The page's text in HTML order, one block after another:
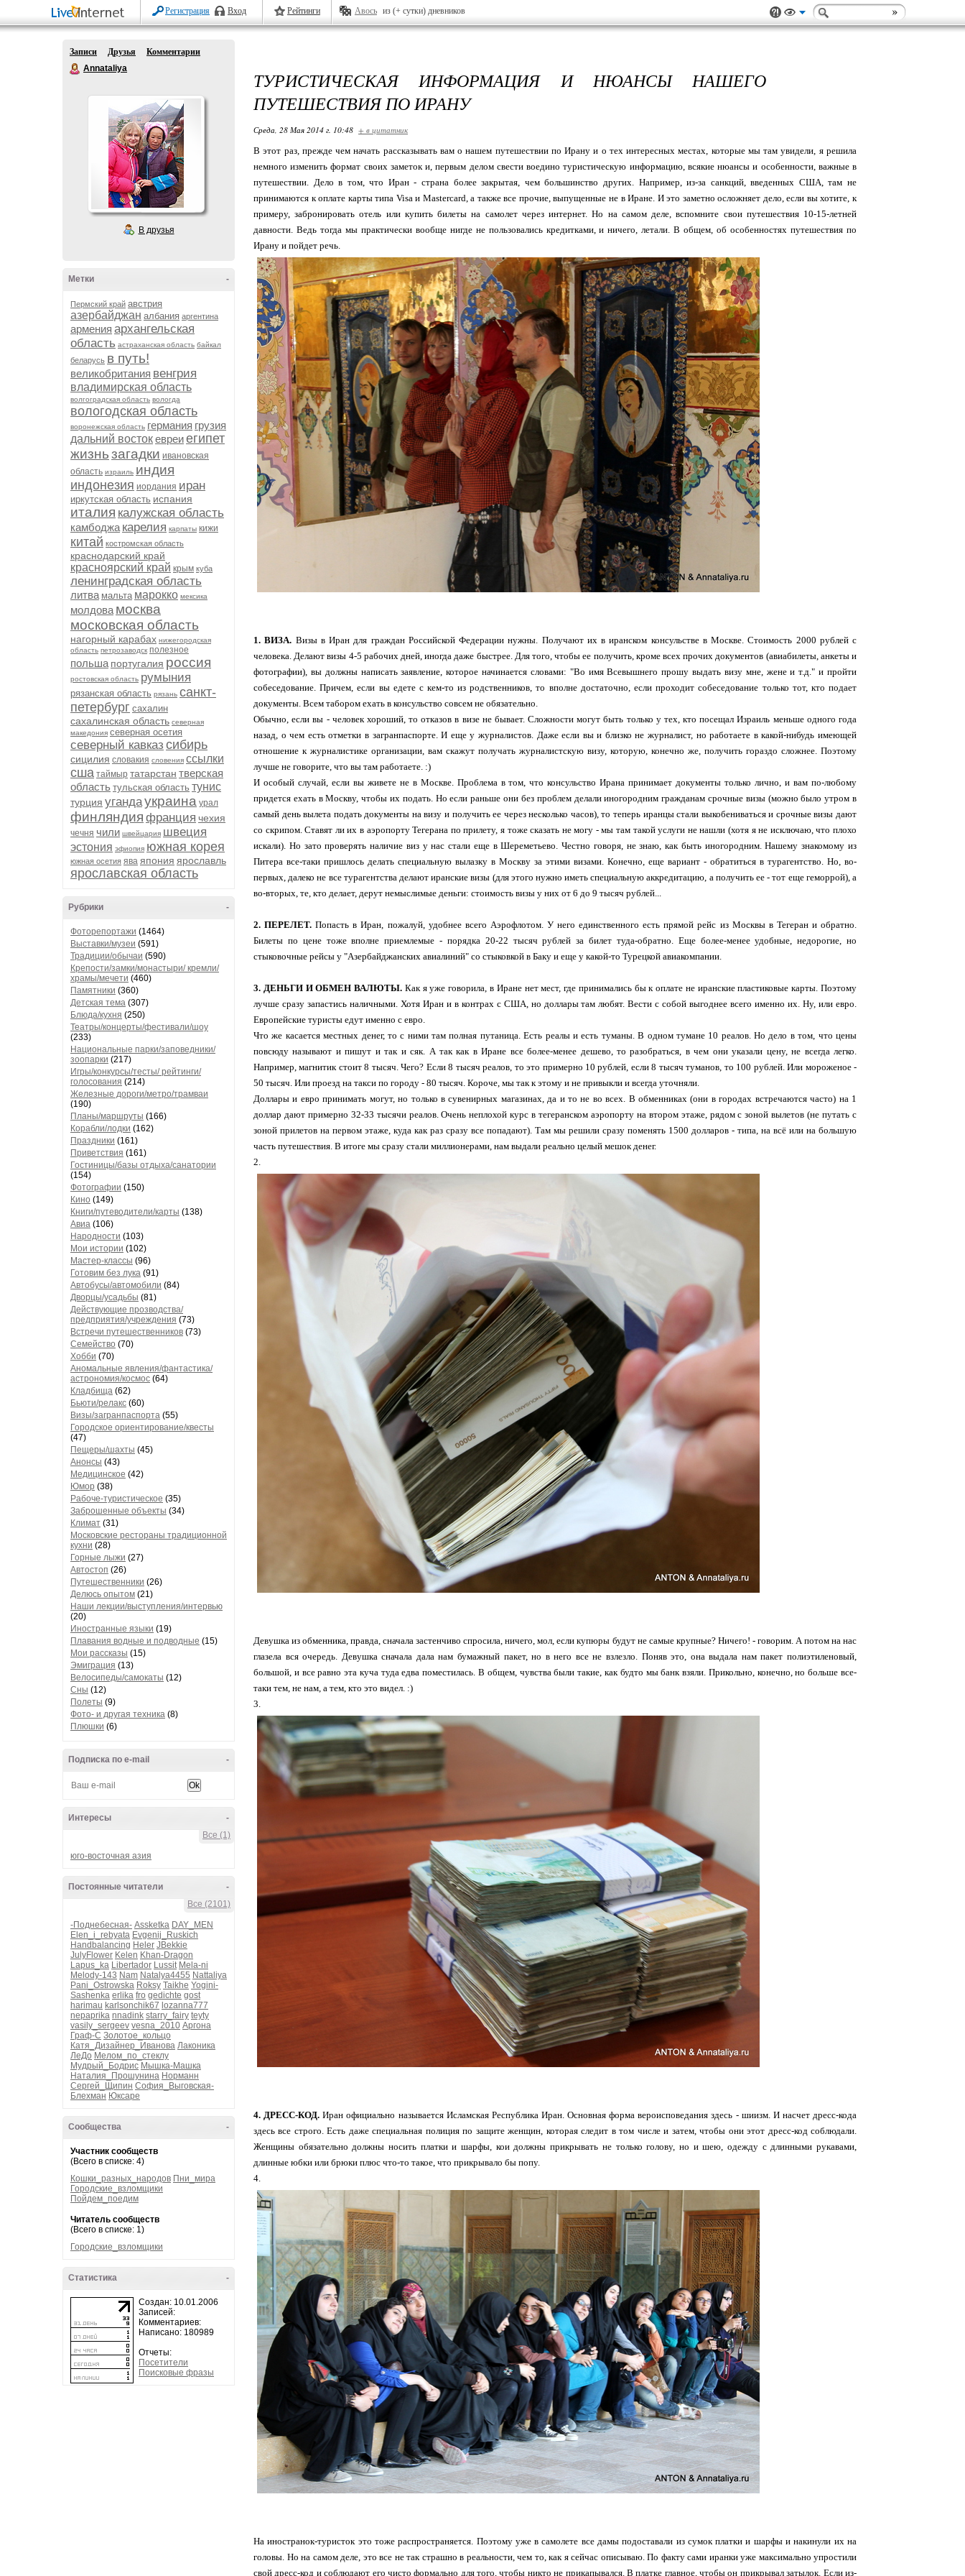
Регистрация Вход Рейтинги Авось из (+ сутки) дневников
Записи Друзья
Комментарии
Annataliya
В друзья
-
Метки
Пермский край австрия
азербайджан албания аргентина
армения архангельская
область астраханская область байкал
беларусь в путь!
великобритания венгрия
владимирская область
волгоградская область вологда
вологодская область
воронежская область германия грузия
дальний востокевреиегипет
жизньзагадки ивановская
область израиль индия
индонезия иордания иран
иркутская область испания
италия калужская область
камбоджа карелия карпаты кижи
китай костромская область
краснодарский край
красноярский край крым куба
ленинградская область
литва мальта марокко мексика
молдова москва
московская область
нагорный карабах нижегородская
область петрозаводск полезное
польша португалия россия
ростовская область румыния
рязанская область рязань санкт-
петербург сахалин
сахалинская область северная
македония северная осетия
северный кавказ сибирь
сицилия словакия словения ссылки
сша таймыр татарстан тверская
область тульская область тунис
турция угандаукраина урал
финляндия франция чехия
чечня чили швейцария швеция
эстония эфиопия южная корея
южная осетия ява япония ярославль
ярославская область
-
Рубрики
Фоторепортажи (1464)
Выставки/музеи (591)
Традиции/обычаи (590)
Крепости/замки/монастыри/ кремли/
храмы/мечети (460)
Памятники (360)
Детская тема (307)
Блюда/кухня (250)
Театры/концерты/фестивали/шоу
(233)
Национальные парки/заповедники/
зоопарки (217)
Игры/конкурсы/тесты/ рейтинги/
голосования (214)
Железные дороги/метро/трамваи
(190)
Планы/маршруты (166)
Корабли/лодки (162)
Праздники (161)
Приветствия (161)
Гостиницы/базы отдыха/санатории
(154)
Фотографии (150)
Кино (149)
Книги/путеводители/карты (138)
Авиа (106)
Народности (103)
Мои истории (102)
Мастер-классы (96)
Готовим без лука (91)
Автобусы/автомобили (84)
Дворцы/усадьбы (81)
Действующие прозводства/
предприятия/учреждения (73)
Встречи путешественников (73)
Семейство (70)
Хобби (70)
Аномальные явления/фантастика/
астрономия/космос (64)
Кладбища (62)
Бьюти/релакс (60)
Визы/загранпаспорта (55)
Городское ориентирование/квесты
(47)
Пещеры/шахты (45)
Анонсы (43)
Медицинское (42)
Юмор (38)
Рабоче-туристическое (35)
Заброшенные объекты (34)
Климат (31)
Московские рестораны традиционной
кухни (28)
Горные лыжи (27)
Автостоп (26)
Путешественники (26)
Делюсь опытом (21)
Наши лекции/выступления/интервью
(20)
Иностранные языки (19)
Плавания водные и подводные (15)
Мои рассказы (15)
Эмиграция (13)
Велосипеды/самокаты (12)
Сны (12)
Полеты (9)
Фото- и другая техника (8)
Плюшки (6)
-
Подписка по e-mail
-
Интересы
Все (1)
юго-восточная азия
-
Постоянные читатели
Все (2101)
-Поднебесная- Assketka DAY_MEN
Elen_i_rebyata Evgenij_Ruskich
Handbalancing Heler JBekkie
JulyFlower Kelen Khan-Dragon
Lapus_ka Libertador Lussit Mela-ni
Melody-143 Nam Natalya4455 Nattaliya
Pani_Ostrowska Roksy Taikhe Yogini-
Sashenka erlika fro gedichte gost
harimau karlsonchik67 lozanna777
nepaprika nnadink starry_fairy teyty
vasily_sergeev vesna_2010 Аргона
Граф-С Золотое_кольцо
Катя_Дизайнер_Иванова Лаконика
ЛеДо Мелом_по_стеклу
Мудрый_Бодрис Мышка-Машка
Наталия_Прошунина Норманн
Сергей_Щипин София_Выговская-
Блехман Юксаре
-
Сообщества
Участник сообществ
(Всего в списке: 4)
Кошки_разных_народов Пни_мира
Городские_взломщики
Пойдем_поедим
Читатель сообществ
(Всего в списке: 1)
Городские_взломщики
-
Статистика
Создан: 10.01.2006
Записей:
Комментариев:
Написано: 180989
Отчеты:
Посетители
Поисковые фразы
ТУРИСТИЧЕСКАЯ ИНФОРМАЦИЯ И НЮАНСЫ НАШЕГО
ПУТЕШЕСТВИЯ ПО ИРАНУ
Среда, 28 Мая 2014 г. 10:48 + в цитатник
В этот раз, прежде чем начать рассказывать вам о нашем путешествии по Ирану и о тех интересных местах, которые мы там увидели, я решила
немного изменить формат своих заметок и, первым делом свести воедино туристическую информацию, всякие нюансы и особенности, важные в
путешествии. Дело в том, что Иран - страна более закрытая, чем большинство других. Например, из-за санкций, введенных США, там не
принимаются к оплате карты типа Visa и Mastercard, а также все прочие, выпущенные не в Иране. И это заметно осложняет дело, если вы хотите, к
примеру, забронировать отель или купить билеты на самолет через интернет. Но на самом деле, вспомните свои путешествия 10-15-летней
давности. Ведь тогда мы практически вообще нигде не пользовались кредитками, и ничего, летали. В общем, об особенностях путешествия по
Ирану и пойдет речь.
1. ВИЗА. Визы в Иран для граждан Российской Федерации нужны. Получают их в иранском консульстве в Москве. Стоимость 2000 рублей с
человека. Делают визы 4-5 рабочих дней, иногда даже быстрее. Для того, чтобы ее получить, кроме всех прочих документов (авиабилеты, анкеты и
фотографии), вы должны написать заявление, которое начинается словами: "Во имя Всевышнего прошу выдать визу мне, жене и т.д." и пройти
собеседование. Причем, если вы едете с кем-то из родственников, то вполне достаточно, если проходит собеседование только тот, кто подает
документы. Всем табором ехать в консульство совсем не обязательно.
Обычно, если вы - человек хороший, то отказов в визе не бывает. Сложности могут быть только у тех, кто посещал Израиль меньше одного года
назад, о чем есть отметки в загранпаспорте. И еще у журналистов. Даже если вы и близко не журналист, но работаете в какой-нибудь имеющей
отношение к журналистике организации, вам скажут получать журналистскую визу, которую, конечно же, получить гораздо сложнее. Поэтому
лучше не говорите, что вы там работаете. :)
И особый случай, если вы живете не в Москве. Проблема в том, что консульство Ирана принимает документы только лично, и вам по-любому
придется ехать в Москву, чтобы их подать. Но если раньше они без проблем делали иногородним гражданам срочные визы (можно было утром в
самый день вылета подать документы на визу и получить ее через несколько часов), то теперь иранцы стали выкобениваться и срочные визы дают
со скрипом. Ставят ли их в аэропорту Тегерана по прилету, я тоже сказать не могу - мы там такой услуги не нашли (хотя я не исключаю, что плохо
искали). Но зато проверять наличие виз у нас стали еще в Шереметьево. Честно говоря, не знаю, как быть иногородним. Нашему знакомому из
Питера все-таки пришлось делать специальную вылазку в Москву за этими визами. Конечно, еще вариант - обратиться в турагентство. Но, во-
первых, далеко не все турагентства делают иранские визы (для этого нужно иметь специальную аккредитацию, а получить ее - тот еще геморрой), а
во-вторых, те, кто делает, дерут немыслимые деньги: стоимость визы у них от 6 до 9 тысяч рублей...
2. ПЕРЕЛЕТ. Попасть в Иран, пожалуй, удобнее всего Аэрофлотом. У него единственного есть прямой рейс из Москвы в Тегеран и обратно.
Билеты по цене тоже вполне приемлемые - порядка 20-22 тысяч рублей за билет туда-обратно. Еще более-менее удобные, недорогие, но
стыковочные рейсы у "Азербайджанских авиалиний" со стыковкой в Баку и еще у какой-то Турецкой авиакомпании.
3. ДЕНЬГИ И ОБМЕН ВАЛЮТЫ. Как я уже говорила, в Иране нет мест, где принимались бы к оплате не иранские пластиковые карты. Поэтому
лучше сразу запастись наличными. Хотя Иран и в контрах с США, но доллары там любят. Вести с собой выгоднее всего именно их. Ну, или евро.
Европейские туристы едут именно с евро.
Что же касается местных денег, то с ними там полная путаница. Есть реалы и есть туманы. В одном тумане 10 реалов. Но дело в том, что цены
повсюду называют и пишут и так и сяк. А так как в Иране все более-менее дешево, то разобраться, в чем они указали цену, не всегда легко.
Например, магнитик стоит 8 тысяч. Чего? Если 8 тысяч реалов, то это примерно 10 рублей, если 8 тысяч туманов, то 100 рублей. Или мороженое -
50 тысяч. Или проезд на такси по городу - 80 тысяч. Короче, мы так к этому и не привыкли и всегда уточняли.
Доллары и евро принимать могут, но только в сувенирных магазинах, да и то не во всех. В обменниках (они в городах встречаются часто) на 1
доллар дают примерно 32-33 тысячи реалов. Очень неплохой курс в тегеранском аэропорту на втором этаже, рядом с зоной вылетов (не путать с
зоной прилетов на первом этаже, куда как раз сразу все попадают). Там мы решили сразу поменять 1500 долларов - типа, на всё или на большую
часть путешествия. В итоге мы сразу стали миллионерами, нам выдали реально целый мешок денег.
2.
Девушка из обменника, правда, сначала застенчиво спросила, ничего, мол, если купюры будут не самые крупные? Ничего! - говорим. А потом на нас
глазела вся очередь. Девушка сначала дала нам бумажный пакет, но в него все не взлезло. Поняв это, она выдала нам пакет полиэтиленовый,
большой, и все равно эта куча туда едва поместилась. В общем, чувства были такие, как будто мы банк взяли. Прикольно, конечно, но больше все-
таки тем, не нам, а тем, кто это видел. :)
3.
4. ДРЕСС-КОД. Иран официально называется Исламская Республика Иран. Основная форма вероисповедания здесь - шиизм. И насчет дресс-кода
здесь все строго. Есть даже специальная полиция по защите женщин, которая следит в том числе и затем, чтобы они этот дресс-код соблюдали.
Женщины обязательно должны носить платки и шарфы, кои должны прикрывать не только голову, но и шею, одежду с длинными рукавами,
длинные юбки или брюки плюс что-то такое, что прикрывало бы попу.
4.
На иностранок-туристок это тоже распространяется. Поэтому уже в самолете все дамы подоставали из сумок платки и шарфы и накинули их на
головы. Но на самом деле, это все не так страшно в реальности, чем то, как я сейчас описываю. По факту сами иранки уже максимально упростили
свой дресс-код и соблюдают его чисто формально для того, чтобы никто не прикапывался. В платке главное, чтобы он прикрывал затылок. Если из-